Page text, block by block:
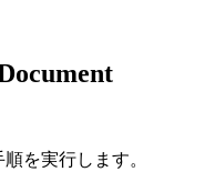
を実行します。